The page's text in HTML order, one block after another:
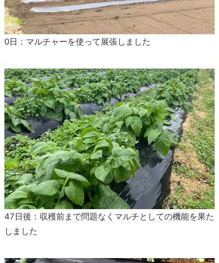
0日：マルチャーを使って展張しました
47日後：収穫前まで問題なくマルチとしての機能を果た
しました